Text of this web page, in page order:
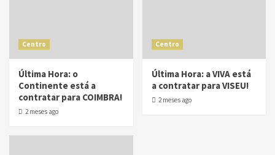
Centro
Última Hora: o
Continente está a
contratar para COIMBRA!
2 meses ago
Centro
Última Hora: a VIVA está
a contratar para VISEU!
2 meses ago